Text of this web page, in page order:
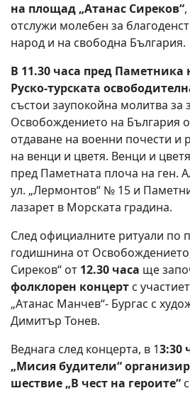
на площад „Атанас Сиреков“
отслужи молебен за
народ и на свободна България.
В 11.30 часа пред Паметника
Руско-турската
състои заупокойна молитва за
Освобождението на България
отдаване на военни почести и
на венци и цветя. Венци и
пред Паметната плоча на ген.
ул. „Лермонтов“ № 15 и
лазарет в Морската градина.
След официалните ритуали по
годишнина от
Сиреков“ от 12.30 часа ще
фолклорен концерт с
„Атанас Манчев“- Бургас с
Димитър Тонев.
Веднага след концерта, в 13:30
„Мисия будители“
шествие „В чест на героите“